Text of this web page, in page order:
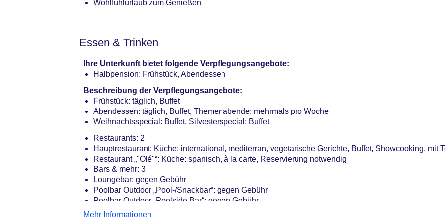
Wohlfühlurlaub zum Genießen
Essen & Trinken
Ihre Unterkunft bietet folgende Verpflegungsangebote:
Halbpension: Frühstück, Abendessen
Beschreibung der Verpflegungsangebote:
Frühstück: täglich, Buffet
Abendessen: täglich, Buffet, Themenabende: mehrmals pro Woche
Weihnachtsspecial: Buffet, Silvesterspecial: Buffet
Restaurants: 2
Hauptrestaurant: Küche: international, mediterran, vegetarische Gerichte, Buffet, Showcooking, mit
Restaurant „"Olé"“: Küche: spanisch, à la carte, Reservierung notwendig
Bars & mehr: 3
Loungebar: gegen Gebühr
Poolbar Outdoor „Pool-/Snackbar“: gegen Gebühr
Poolbar Outdoor „Poolside Bar“: gegen Gebühr
Mehr Informationen